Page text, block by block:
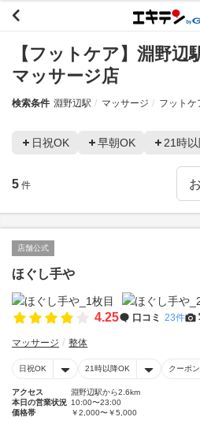
【フットケア】淵野辺
マッサージ店
検索条件 淵野辺駅 マッサージ フットケ
日祝OK 早朝OK 21時
5 件
店舗公式
ほぐし手や
4.25 口コミ 23件
マッサージ 整体
日祝OK 21時以降OK クーポ
アクセス
淵野辺駅から2.6km
本日の営業状況 10:00〜23:00
価格帯
￥2,000〜￥5,000